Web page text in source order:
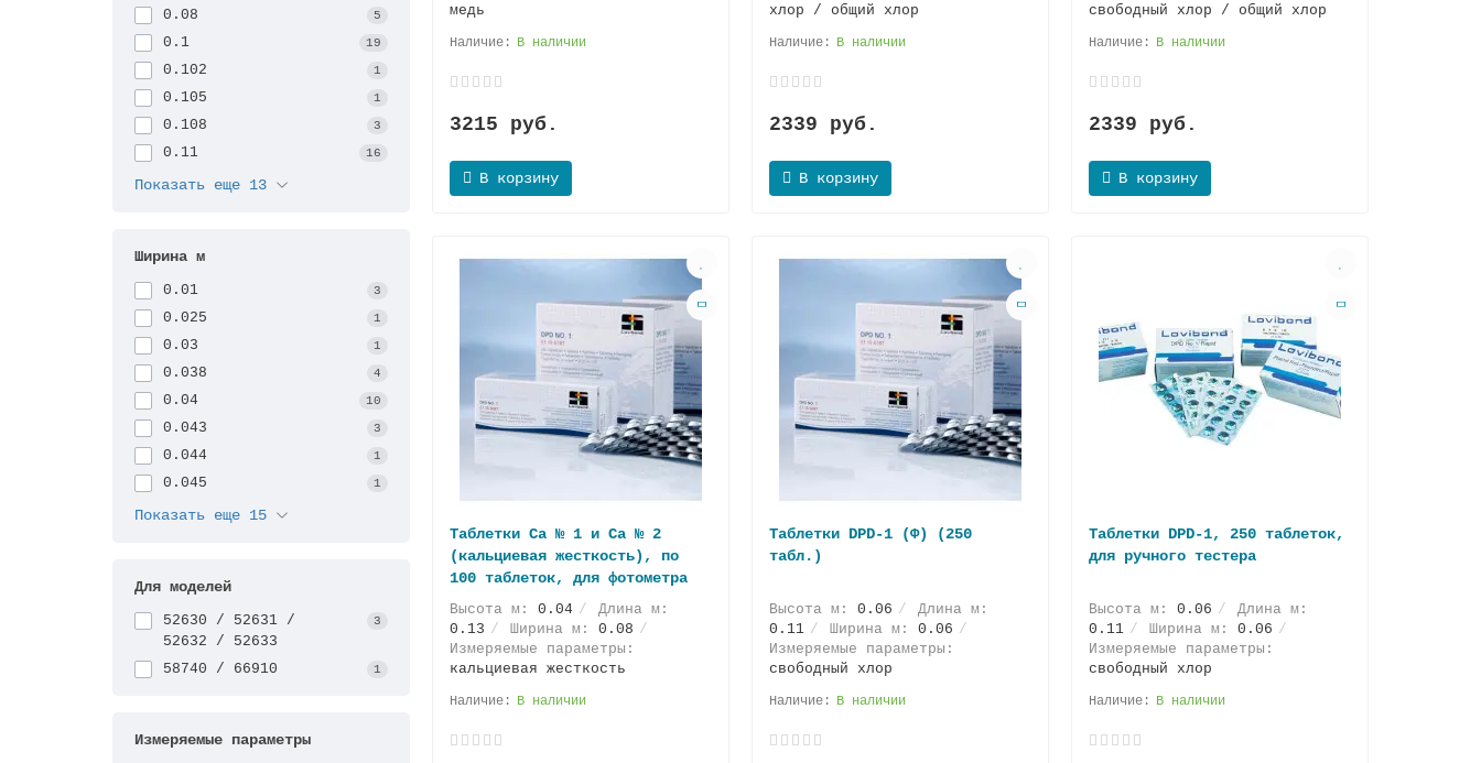
0.08 5
0.1 19
0.102 1
0.105 1
0.108 3
0.11 16
Показать еще 13
Ширина м
0.01 3
0.025 1
0.03 1
0.038 4
0.04 10
0.043 3
0.044 1
0.045 1
Показать еще 15
Для моделей
52630 / 52631 /
52632 / 52633
3
58740 / 66910 1
Измеряемые параметры
медь
В наличии
3215 руб.
В корзину
хлор / общий хлор
В наличии
2339 руб.
В корзину
свободный хлор / общий хлор
В наличии
2339 руб.
В корзину
Таблетки Ca № 1 и Ca № 2
(кальциевая жесткость), по
100 таблеток, для фотометра
Высота м: 0.04
Длина м:
0.13
Ширина м: 0.08
Измеряемые параметры:
кальциевая жесткость
В наличии
Таблетки DPD-1 (Ф) (250
табл.)
Высота м: 0.06
Длина м:
0.11
Ширина м: 0.06
Измеряемые параметры:
свободный хлор
В наличии
Таблетки DPD-1, 250 таблеток,
для ручного тестера
Высота м: 0.06
Длина м:
0.11
Ширина м: 0.06
Измеряемые параметры:
свободный хлор
В наличии